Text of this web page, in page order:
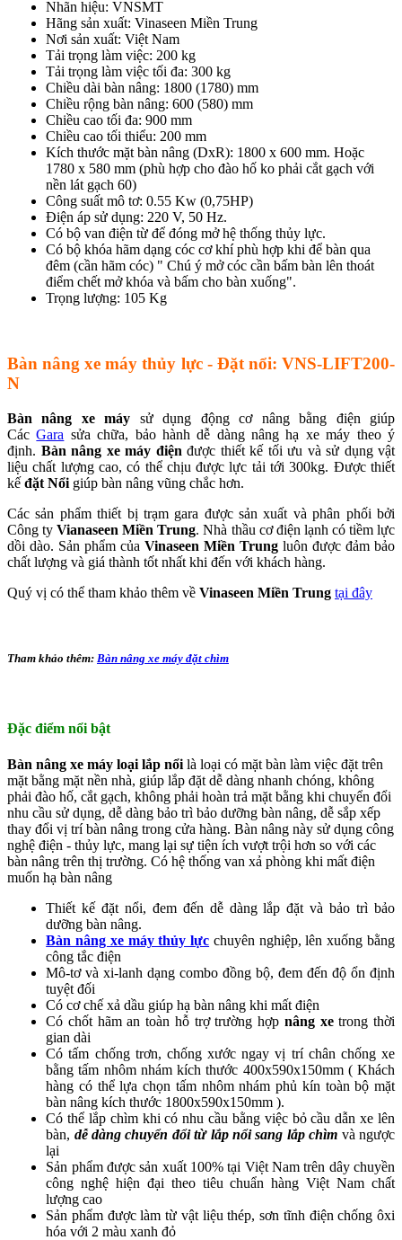
Nhãn hiệu: VNSMT
Hãng sản xuất: Vinaseen Miền Trung
Nơi sản xuất: Việt Nam
Tải trọng làm việc: 200 kg
Tải trọng làm việc tối đa: 300 kg
Chiều dài bàn nâng: 1800 (1780) mm
Chiều rộng bàn nâng: 600 (580) mm
Chiều cao tối đa: 900 mm
Chiều cao tối thiểu: 200 mm
Kích thước mặt bàn nâng (DxR): 1800 x 600 mm. Hoặc
1780 x 580 mm (phù hợp cho đào hố ko phải cắt gạch với
nền lát gạch 60)
Công suất mô tơ: 0.55 Kw (0,75HP)
Điện áp sử dụng: 220 V, 50 Hz.
Có bộ van điện từ để đóng mở hệ thống thủy lực.
Có bộ khóa hãm dạng cóc cơ khí phù hợp khi để bàn qua
đêm (cần hãm cóc) " Chú ý mở cóc cần bấm bàn lên thoát
điểm chết mở khóa và bấm cho bàn xuống".
Trọng lượng: 105 Kg
Bàn nâng xe máy thủy lực - Đặt nổi: VNS-LIFT200-
N
Bàn nâng xe máy sử dụng động cơ nâng bằng điện giúp
CácGara sửa chữa, bảo hành dễ dàng nâng hạ xe máy theo ý
định. Bàn nâng xe máy điện được thiết kế tối ưu và sử dụng vật
liệu chất lượng cao, có thể chịu được lực tải tới 300kg. Được thiết
kế đặt Nổi giúp bàn nâng vũng chắc hơn.
Các sản phẩmthiết bị trạm gara được sản xuất và phân phối bởi
Công tyVianaseen Miền Trung. Nhà thầu cơ điện lạnh có tiềm lực
dồi dào. Sản phẩm của Vinaseen Miền Trung luôn được đảm bảo
chất lượng và giá thành tốt nhất khi đến với khách hàng.
Quý vị có thể tham khảo thêm về Vinaseen Miền Trung tại đây
Tham khảo thêm: Bàn nâng xe máy đặt chìm
Đặc điểm nổi bật
Bàn nâng xe máy loại lắp nổi là loại có mặt bàn làm việc đặt trên
mặt bằng mặt nền nhà, giúp lắp đặt dễ dàng nhanh chóng, không
phải đào hố, cắt gạch, không phải hoàn trả mặt bằng khi chuyển đổi
nhu cầu sử dụng, dễ dàng bảo trì bảo dưỡng bàn nâng, dễ sắp xếp
thay đổi vị trí bàn nâng trong cửa hàng. Bàn nâng này sử dụng công
nghệ điện - thủy lực, mang lại sự tiện ích vượt trội hơn so với các
bàn nâng trên thị trường. Có hệ thống van xả phòng khi mất điện
muốn hạ bàn nâng
Thiết kế đặt nổi, đem đến dễ dàng lắp đặt và bảo trì bảo
dưỡng bàn nâng.
Bàn nâng xe máy thủy lực chuyên nghiệp, lên xuống bằng
công tắc điện
Mô-tơ và xi-lanh dạng combo đồng bộ, đem đến độ ổn định
tuyệt đối
Có cơ chế xả dầu giúp hạ bàn nâng khi mất điện
Có chốt hãm an toàn hỗ trợ trường hợp nâng xetrong thời
gian dài
Có tấm chống trơn, chống xước ngay vị trí chân chống xe
bằng tấm nhôm nhám kích thước 400x590x150mm ( Khách
hàng có thể lựa chọn tấm nhôm nhám phủ kín toàn bộ mặt
bàn nâng kích thước 1800x590x150mm ).
Có thể lắp chìm khi có nhu cầu bằng việc bỏ cầu dẫn xe lên
bàn, dễ dàng chuyển đổi từ lắp nổi sang lắp chìm và ngược
lại
Sản phẩm được sản xuất 100% tại Việt Nam trên dây chuyền
công nghệ hiện đại theo tiêu chuẩn hàng Việt Nam chất
lượng cao
Sản phẩm được làm từ vật liệu thép, sơn tĩnh điện chống ôxi
hóa với 2 màu xanh đỏ